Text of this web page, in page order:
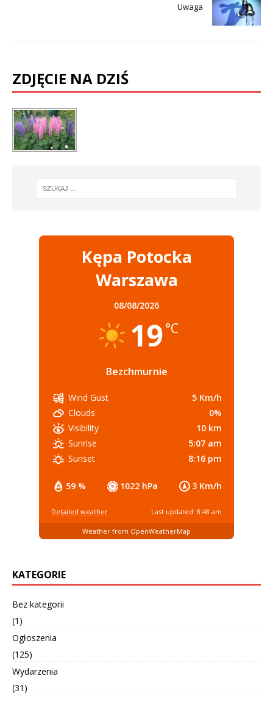
Uwaga
ZDJĘCIE NA DZIŚ
Kępa Potocka
Warszawa
08/08/2026
19°C
Bezchmurnie
59 % 1022 hPa 3 Km/h
Wind Gust
5 Km/h
Clouds
0%
Visibility
10 km
Sunrise
5:07 am
Sunset
8:16 pm
Detailed weather Last updated: 8:48 am
Weather from OpenWeatherMap
KATEGORIE
Bez kategorii
(1)
Ogłoszenia
(125)
Wydarzenia
(31)